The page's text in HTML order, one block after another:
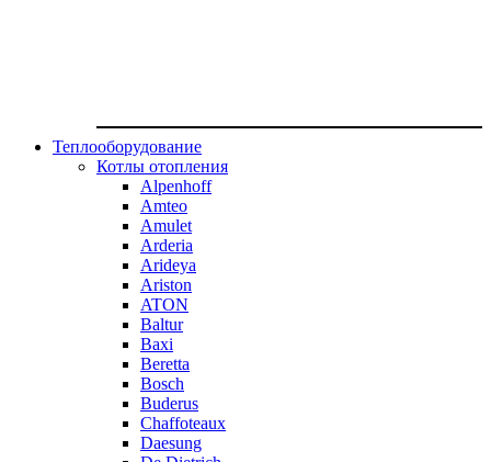
Теплооборудование
Котлы отопления
Alpenhoff
Amteo
Amulet
Arderia
Arideya
Ariston
ATON
Baltur
Baxi
Beretta
Bosch
Buderus
Chaffoteaux
Daesung